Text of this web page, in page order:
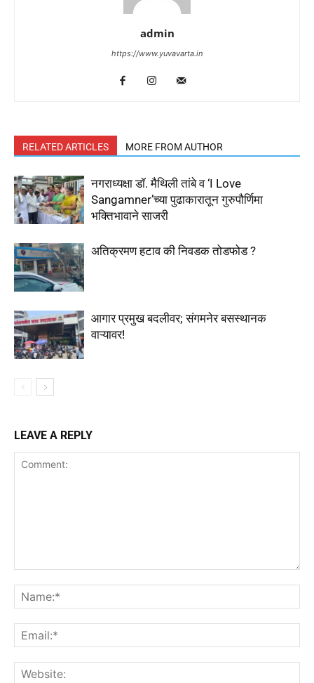
admin
https://www.yuvavarta.in
RELATED ARTICLES MORE FROM AUTHOR
नगराध्यक्षा डॉ. मैथिली तांबे व ‘I Love
Sangamner’च्या पुढाकारातून गुरुपौर्णिमा
भक्तिभावाने साजरी
अतिक्रमण हटाव की निवडक तोडफोड ?
आगार प्रमुख बदलीवर; संगमनेर बसस्थानक
वाऱ्यावर!
LEAVE A REPLY